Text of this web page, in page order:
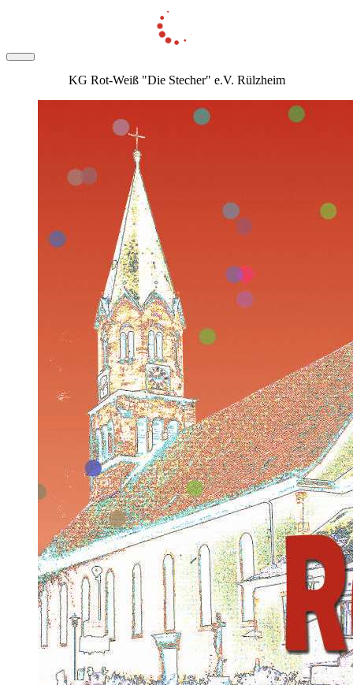
KG Rot-Weiß "Die Stecher" e.V. Rülzheim